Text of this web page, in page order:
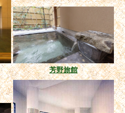
芳野旅館